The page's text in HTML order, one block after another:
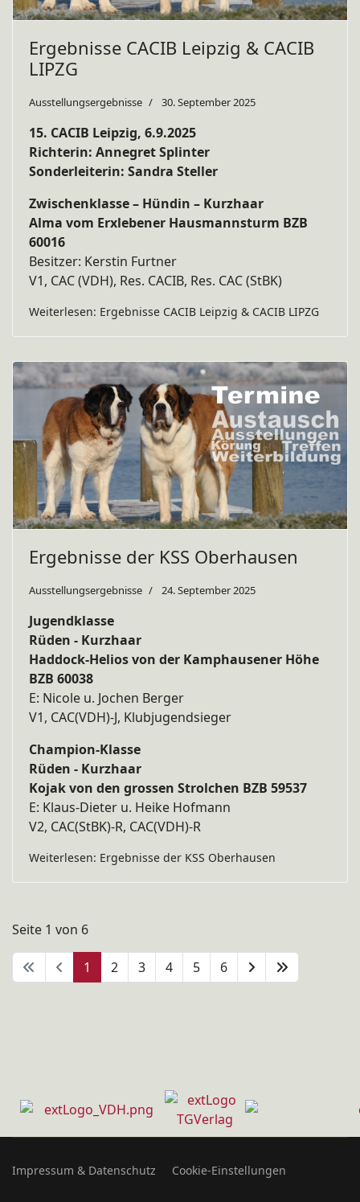
Ergebnisse CACIB Leipzig & CACIB
LIPZG
Ausstellungsergebnisse 30. September 2025
15. CACIB Leipzig, 6.9.2025
Richterin: Annegret Splinter
Sonderleiterin: Sandra Steller
Zwischenklasse – Hündin – Kurzhaar
Alma vom Erxlebener Hausmannsturm BZB
60016
Besitzer: Kerstin Furtner
V1, CAC (VDH), Res. CACIB, Res. CAC (StBK)
Weiterlesen: Ergebnisse CACIB Leipzig & CACIB LIPZG
Ergebnisse der KSS Oberhausen
Ausstellungsergebnisse 24. September 2025
Jugendklasse
Rüden - Kurzhaar
Haddock-Helios von der Kamphausener Höhe
BZB 60038
E: Nicole u. Jochen Berger
V1, CAC(VDH)-J, Klubjugendsieger
Champion-Klasse
Rüden - Kurzhaar
Kojak von den grossen Strolchen BZB 59537
E: Klaus-Dieter u. Heike Hofmann
V2, CAC(StBK)-R, CAC(VDH)-R
Weiterlesen: Ergebnisse der KSS Oberhausen
Seite 1 von 6
1 2 3 4 5 6
Impressum & Datenschutz Cookie-Einstellungen